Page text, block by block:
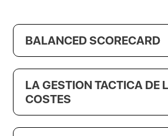
BALANCED SCORECARD
LA GESTION TACTICA DE
COSTES